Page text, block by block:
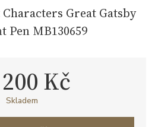
Great Gatsby
Pen MB130659
Kč
Skladem